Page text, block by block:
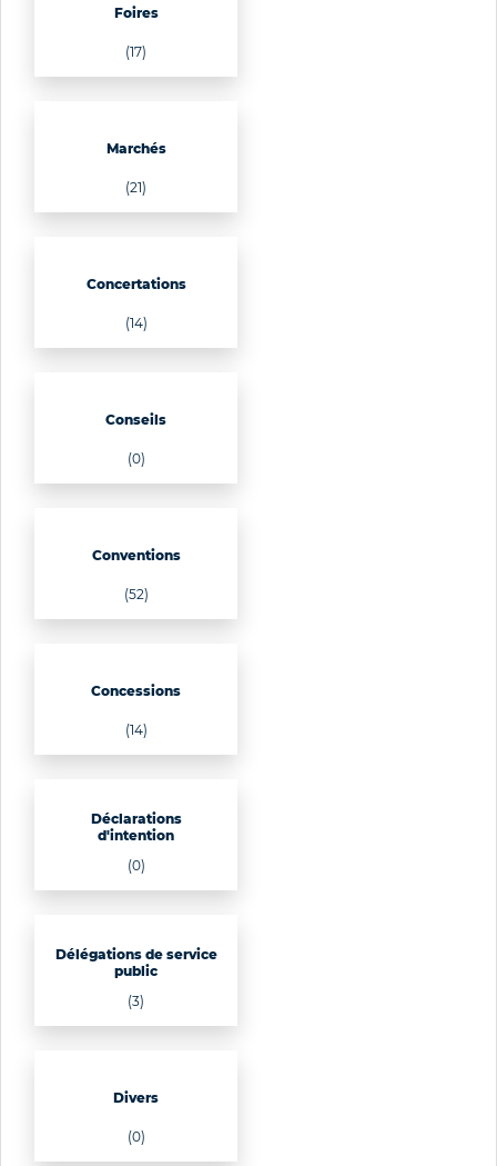
Foires
(17)
Marchés
(21)
Concertations
(14)
Conseils
(0)
Conventions
(52)
Concessions
(14)
Déclarations
d'intention
(0)
Délégations de service
public
(3)
Divers
(0)